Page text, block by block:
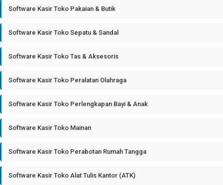
Software Kasir Toko Pakaian & Butik
Software Kasir Toko Sepatu & Sandal
Software Kasir Toko Tas & Aksesoris
Software Kasir Toko Peralatan Olahraga
Software Kasir Toko Perlengkapan Bayi & Anak
Software Kasir Toko Mainan
Software Kasir Toko Perabotan Rumah Tangga
Software Kasir Toko Alat Tulis Kantor (ATK)